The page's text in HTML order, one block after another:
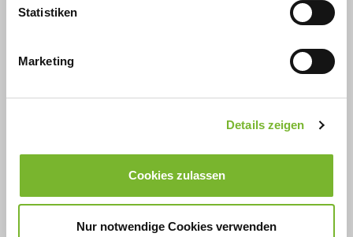
Statistiken
Marketing
Details zeigen
Cookies zulassen
Nur notwendige Cookies verwenden
Informationen zu Mantel- und Gehaltstarifvertrag sowie
zum Tarifvertrag zur betrieblichen Altersversorgung
und Entgeltumwandlung sowie FAQs.